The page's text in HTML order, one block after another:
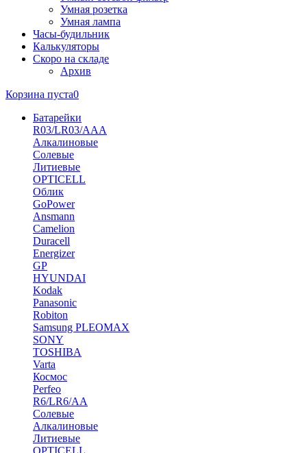
Умная розетка
Умная лампа
Часы-будильник
Калькуляторы
Скоро на складе
Архив
Корзина пуста0
Батарейки
R03/LR03/AAA
Алкалиновые
Солевые
Литиевые
OPTICELL
Облик
GoPower
Ansmann
Camelion
Duracell
Energizer
GP
HYUNDAI
Kodak
Panasonic
Robiton
Samsung PLEOMAX
SONY
TOSHIBA
Varta
Космос
Perfeo
R6/LR6/AA
Солевые
Алкалиновые
Литиевые
OPTICELL